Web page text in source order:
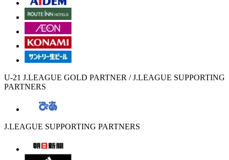
U-21 J.LEAGUE GOLD PARTNER / J.LEAGUE SUPPORTING
PARTNERS
J.LEAGUE SUPPORTING PARTNERS